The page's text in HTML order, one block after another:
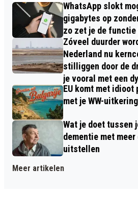
WhatsApp slokt
gigabytes op
zo zet je de
Zóveel duurder
Nederland nu
stilliggen door de
je vooral met een
EU komt met idioot
met je WW-
Wat je doet tussen
dementie met meer
uitstellen
Meer artikelen